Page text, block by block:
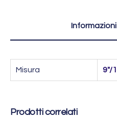
Misura 9"/
Prodotti correlati